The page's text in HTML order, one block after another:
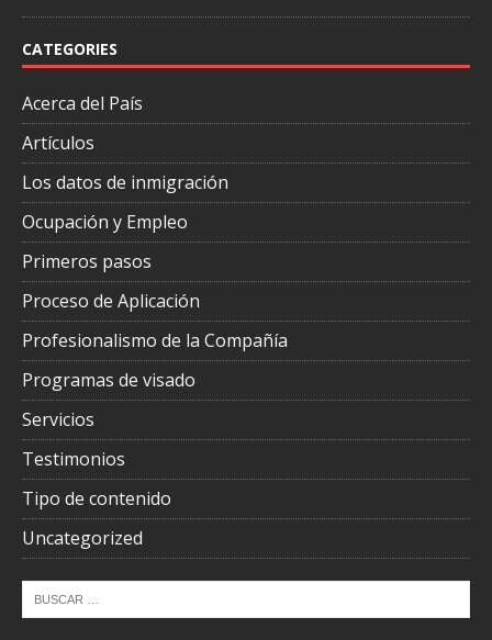
CATEGORIES
Acerca del País
Artículos
Los datos de inmigración
Ocupación y Empleo
Primeros pasos
Proceso de Aplicación
Profesionalismo de la Compañía
Programas de visado
Servicios
Testimonios
Tipo de contenido
Uncategorized